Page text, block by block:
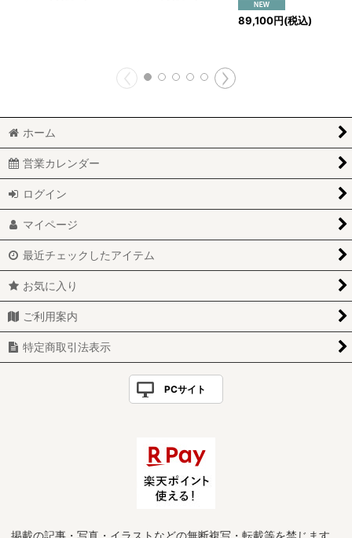
89,100円(税込)
ホーム
営業カレンダー
ログイン
マイページ
最近チェックしたアイテム
お気に入り
ご利用案内
特定商取引法表示
PCサイト
掲載の記事・写真・イラストなどの無断複写・転載等を禁じます。